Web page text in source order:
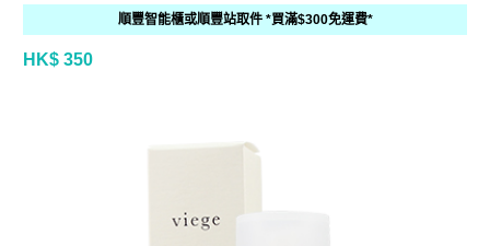
順豐智能櫃或順豐站取件 *買滿$300免運費*
HK$ 350